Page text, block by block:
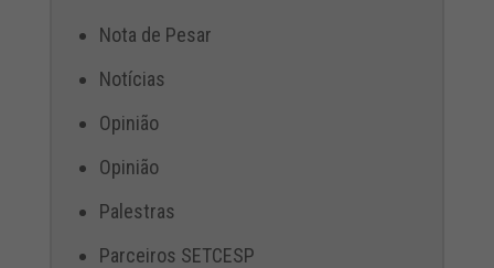
Nota de Pesar
Notícias
Opinião
Opinião
Palestras
Parceiros SETCESP